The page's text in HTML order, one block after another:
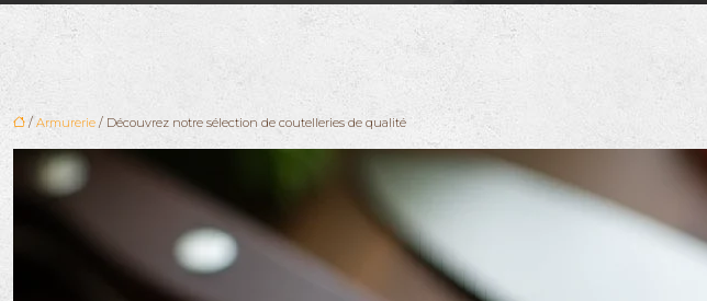
/ Armurerie / Découvrez notre sélection de coutelleries de qualité